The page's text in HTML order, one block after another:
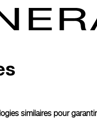
similaires pour